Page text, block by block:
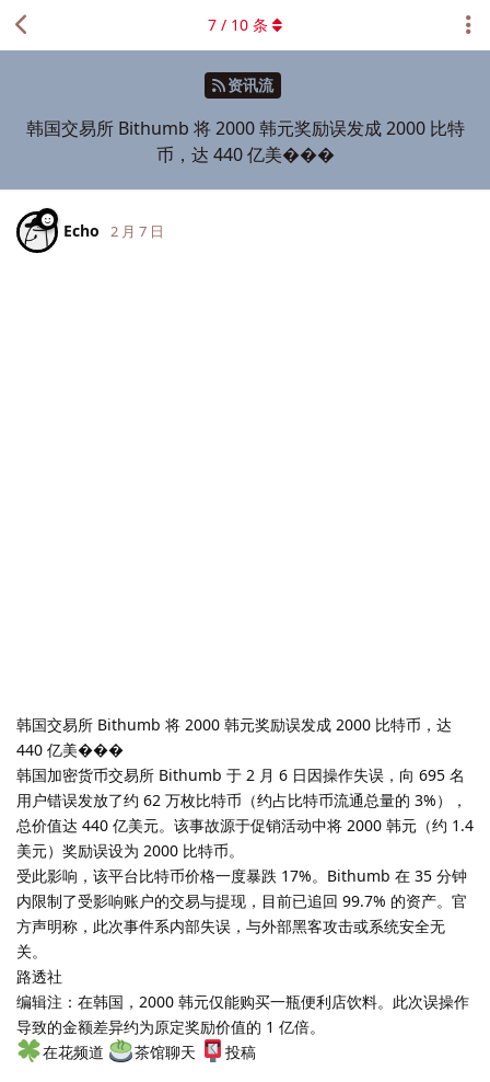
资讯流
韩国交易所 Bithumb 将 2000 韩元奖励误发成 2000 比特
币，达 440 亿美���
7 / 10 条
Echo 2 月 7 日
韩国交易所 Bithumb 将 2000 韩元奖励误发成 2000 比特币，达
440 亿美���
韩国加密货币交易所 Bithumb 于 2 月 6 日因操作失误，向 695 名
用户错误发放了约 62 万枚比特币（约占比特币流通总量的 3%），
总价值达 440 亿美元。该事故源于促销活动中将 2000 韩元（约 1.4
美元）奖励误设为 2000 比特币。
受此影响，该平台比特币价格一度暴跌 17%。Bithumb 在 35 分钟
内限制了受影响账户的交易与提现，目前已追回 99.7% 的资产。官
方声明称，此次事件系内部失误，与外部黑客攻击或系统安全无
关。
路透社
编辑注：在韩国，2000 韩元仅能购买一瓶便利店饮料。此次误操作
导致的金额差异约为原定奖励价值的 1 亿倍。
在花频道
茶馆聊天 投稿